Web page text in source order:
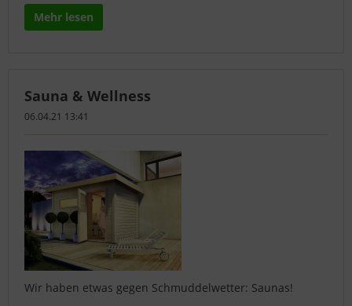
Mehr lesen
Sauna & Wellness
06.04.21 13:41
Wir haben etwas gegen Schmuddelwetter: Saunas!